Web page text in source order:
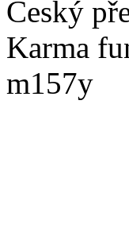
Český
Karma
m157y